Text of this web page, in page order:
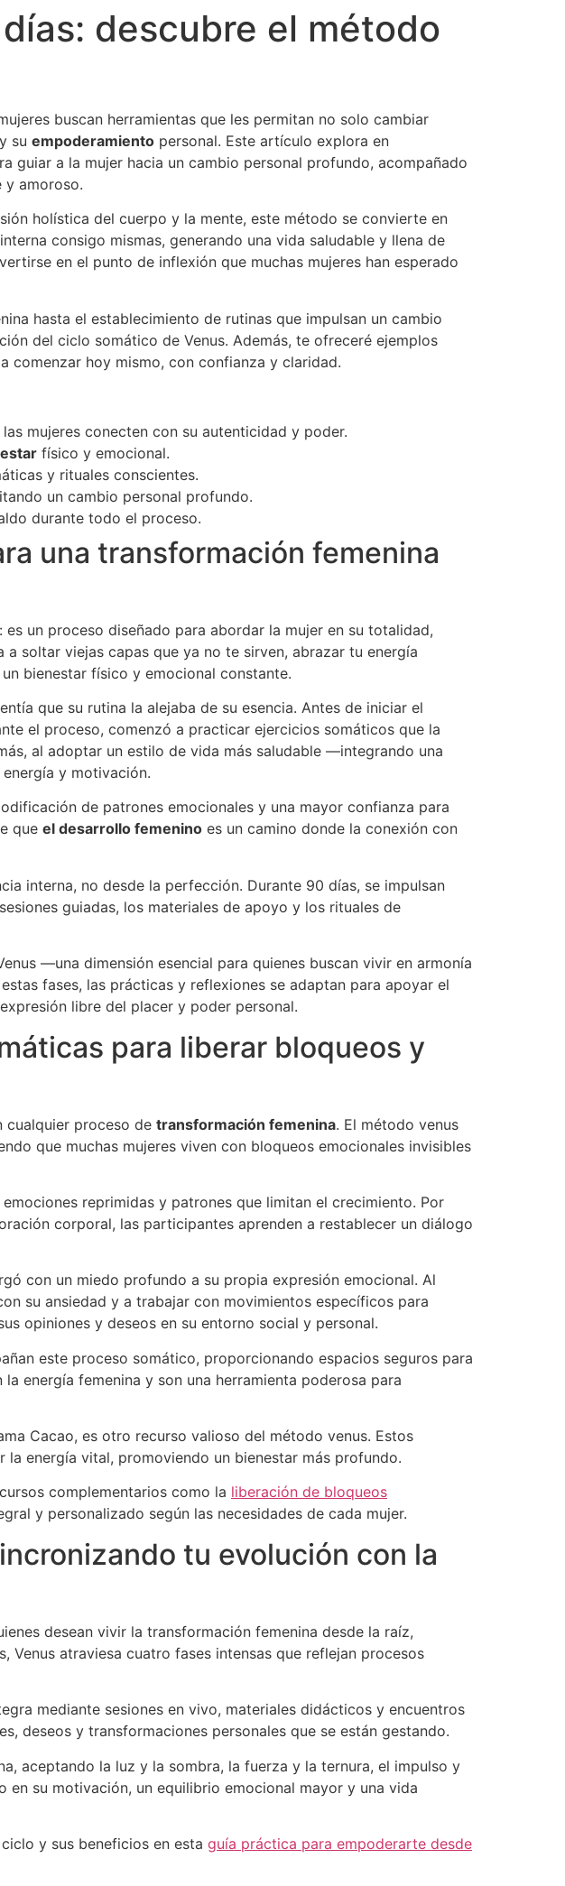
descubre el método
buscan herramientas que les permitan no solo cambiar
su empoderamiento personal. Este artículo explora en
guiar a la mujer hacia un cambio personal profundo, acompañado
y amoroso.
holística del cuerpo y la mente, este método se convierte en
consigo mismas, generando una vida saludable y llena de
en el punto de inflexión que muchas mujeres han esperado
hasta el establecimiento de rutinas que impulsan un cambio
del ciclo somático de Venus. Además, te ofreceré ejemplos
comenzar hoy mismo, con confianza y claridad.
mujeres conecten con su autenticidad y poder.
físico y emocional.
y rituales conscientes.
un cambio personal profundo.
durante todo el proceso.
una transformación femenina
un proceso diseñado para abordar la mujer en su totalidad,
soltar viejas capas que ya no te sirven, abrazar tu energía
bienestar físico y emocional constante.
que su rutina la alejaba de su esencia. Antes de iniciar el
el proceso, comenzó a practicar ejercicios somáticos que la
al adoptar un estilo de vida más saludable —integrando una
y motivación.
de patrones emocionales y una mayor confianza para
que el desarrollo femenino es un camino donde la conexión con
interna, no desde la perfección. Durante 90 días, se impulsan
guiadas, los materiales de apoyo y los rituales de
—una dimensión esencial para quienes buscan vivir en armonía
fases, las prácticas y reflexiones se adaptan para apoyar el
libre del placer y poder personal.
para liberar bloqueos y
cualquier proceso de transformación femenina. El método venus
que muchas mujeres viven con bloqueos emocionales invisibles
reprimidas y patrones que limitan el crecimiento. Por
corporal, las participantes aprenden a restablecer un diálogo
con un miedo profundo a su propia expresión emocional. Al
su ansiedad y a trabajar con movimientos específicos para
opiniones y deseos en su entorno social y personal.
este proceso somático, proporcionando espacios seguros para
energía femenina y son una herramienta poderosa para
Cacao, es otro recurso valioso del método venus. Estos
energía vital, promoviendo un bienestar más profundo.
complementarios como la liberación de bloqueos
y personalizado según las necesidades de cada mujer.
tu evolución con la
desean vivir la transformación femenina desde la raíz,
Venus atraviesa cuatro fases intensas que reflejan procesos
mediante sesiones en vivo, materiales didácticos y encuentros
deseos y transformaciones personales que se están gestando.
aceptando la luz y la sombra, la fuerza y la ternura, el impulso y
en su motivación, un equilibrio emocional mayor y una vida
y sus beneficios en esta guía práctica para empoderarte desde